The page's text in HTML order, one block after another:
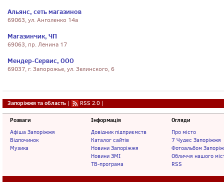
Альянс, сеть магазинов
69063, ул. Анголенко 14а
Магазинчик, ЧП
69063, пр. Ленина 17
Мендер-Сервис, ООО
69037, г. Запорожье, ул. Зелинского, 6
Запоріжжя та область | RSS 2.0 |
Розваги
Афіша Запоріжжя
Відпочинок
Музика
Інформація
Довідник підприємств
Каталог сайтів
Новини Запоріжжя
Новини ЗМІ
ТВ-програма
Огляди
Про місто
7 Чудес Запоріжжя
Фотоальбом
Обличчя нашого
RSS